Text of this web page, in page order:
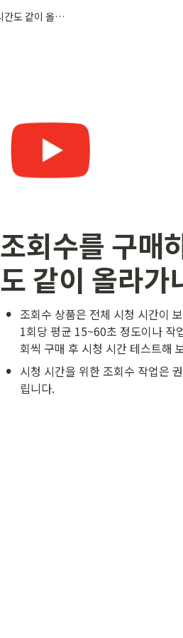
조회수를 구매하면 시청 시간도 같이 올라가나요?
조회수를 구매
도 같이 올라가
• 조회수 상품은 전체 시청 시간이
1회당 평균 15~60초 정도이나 작
회씩 구매 후 시청 시간 테스트해
• 시청 시간을 위한 조회수 작업은
립니다.